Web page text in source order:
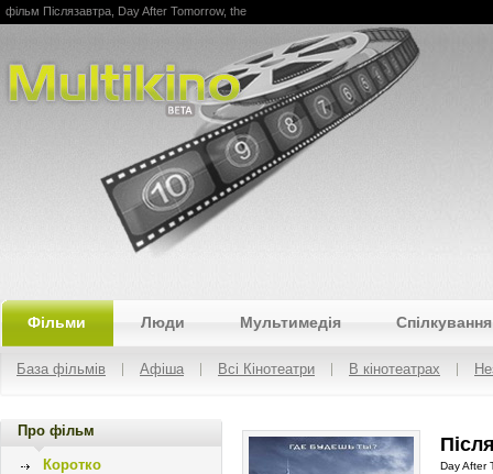
Multikino
фільм Післязавтра, Day After Tomorrow, the
Фільми Люди Мультимедія Спілкування
База фільмів Афіша Всі Кінотеатри В кінотеатрах
Про фільм
Коротко
Day After